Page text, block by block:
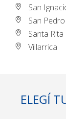
San
San
Santa Rita
Villarrica
ELEGÍ